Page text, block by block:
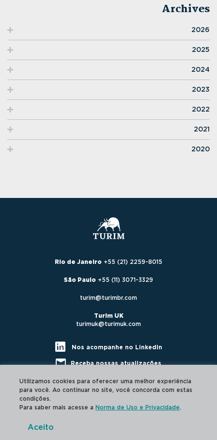
Archives
2026
2025
2024
2023
2022
2021
2020
Rio de Janeiro +55 (21) 2259-8015
São Paulo +55 (11) 3071-3329
turim@turimbr.com
Turim UK
turimuk@turimuk.com
Nos acompanhe no LinkedIn
Receba nossas atualizações
Utilizamos cookies para oferecer uma melhor experiência
para você. Ao continuar no site, você concorda com estas
condições.
Para saber mais acesse a Norma de Uso e Privacidade.
Aceito